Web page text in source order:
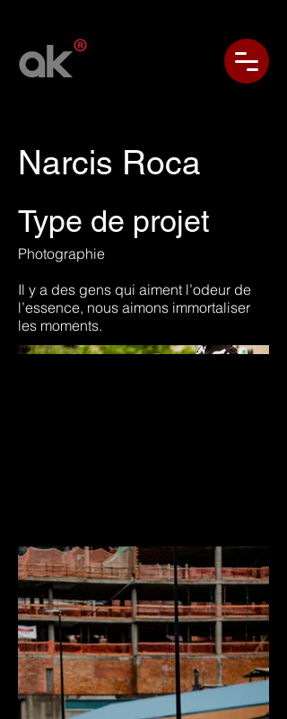
Narcis Roca
Type de projet
Photographie
Il y a des gens qui aiment l’odeur de
l’essence, nous aimons immortaliser
les moments.